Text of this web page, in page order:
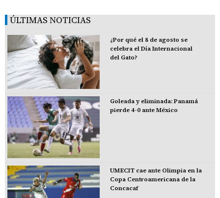
ÚLTIMAS NOTICIAS
¿Por qué el 8 de agosto se
celebra el Día Internacional
del Gato?
Goleada y eliminada: Panamá
pierde 4-0 ante México
UMECIT cae ante Olimpia en la
Copa Centroamericana de la
Concacaf